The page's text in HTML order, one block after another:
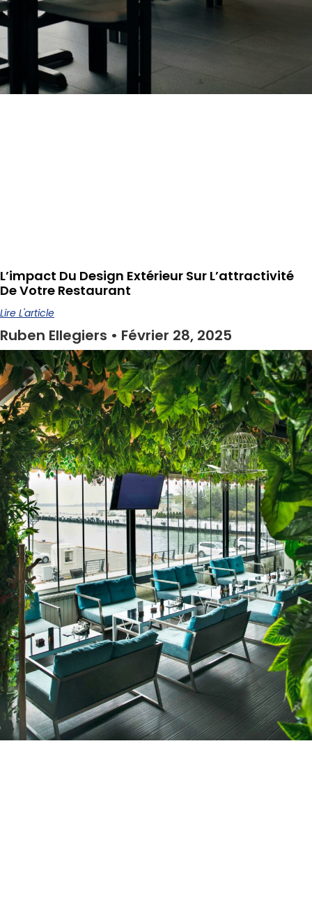
L’impact Du Design Extérieur Sur L’attractivité
De Votre Restaurant
Lire L'article
Ruben Ellegiers Février 28, 2025